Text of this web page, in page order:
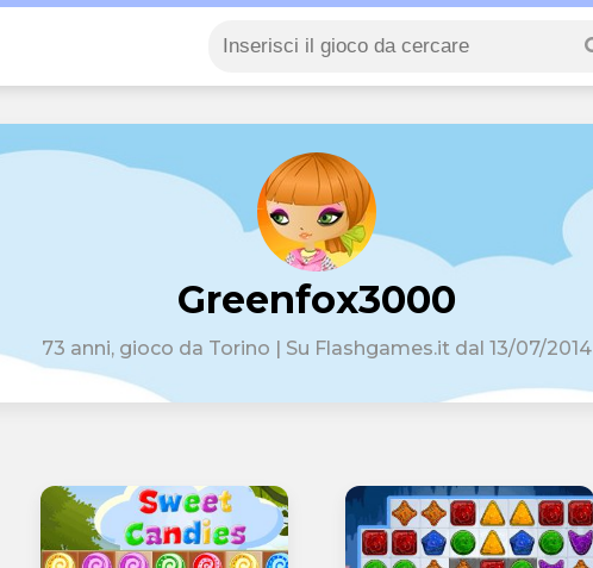
Greenfox3000
73 anni, gioco da Torino | Su Flashgames.it dal 13/07/2014